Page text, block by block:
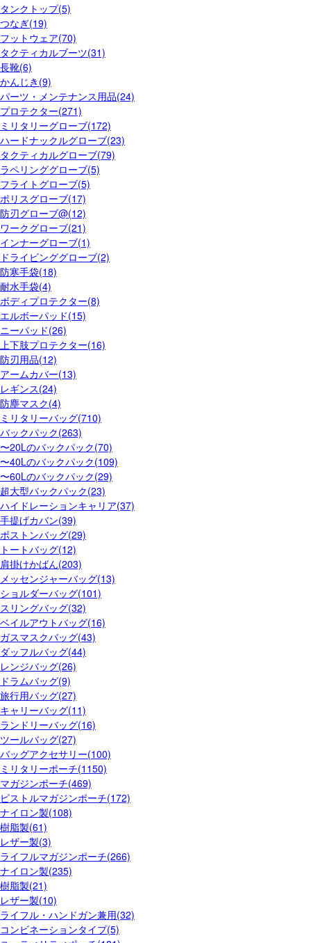
タンクトップ(5)
つなぎ(19)
フットウェア(70)
タクティカルブーツ(31)
長靴(6)
かんじき(9)
パーツ・メンテナンス用品(24)
プロテクター(271)
ミリタリーグローブ(172)
ハードナックルグローブ(23)
タクティカルグローブ(79)
ラペリンググローブ(5)
フライトグローブ(5)
ポリスグローブ(17)
防刃グローブ@(12)
ワークグローブ(21)
インナーグローブ(1)
ドライビンググローブ(2)
防寒手袋(18)
耐水手袋(4)
ボディプロテクター(8)
エルボーパッド(15)
ニーパッド(26)
上下肢プロテクター(16)
防刃用品(12)
アームカバー(13)
レギンス(24)
防塵マスク(4)
ミリタリーバッグ(710)
バックパック(263)
〜20Lのバックパック(70)
〜40Lのバックパック(109)
〜60Lのバックパック(29)
超大型バックパック(23)
ハイドレーションキャリア(37)
手提げカバン(39)
ボストンバッグ(29)
トートバッグ(12)
肩掛けかばん(203)
メッセンジャーバッグ(13)
ショルダーバッグ(101)
スリングバッグ(32)
ベイルアウトバッグ(16)
ガスマスクバッグ(43)
ダッフルバッグ(44)
レンジバッグ(26)
ドラムバッグ(9)
旅行用バッグ(27)
キャリーバッグ(11)
ランドリーバッグ(16)
ツールバッグ(27)
バッグアクセサリー(100)
ミリタリーポーチ(1150)
マガジンポーチ(469)
ピストルマガジンポーチ(172)
ナイロン製(108)
樹脂製(61)
レザー製(3)
ライフルマガジンポーチ(266)
ナイロン製(235)
樹脂製(21)
レザー製(10)
ライフル・ハンドガン兼用(32)
コンビネーションタイプ(5)